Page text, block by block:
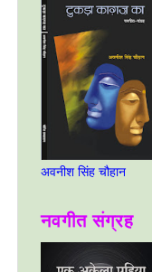
अवनीश सिंह चौहान
नवगीत संग्रह